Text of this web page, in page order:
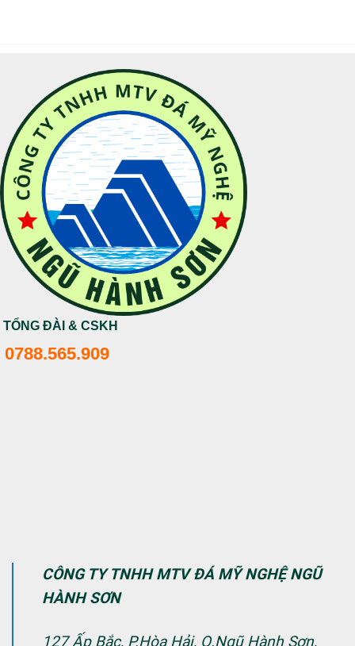
TỔNG ĐÀI & CSKH
0788.565.909
CÔNG TY TNHH MTV ĐÁ MỸ NGHỆ NGŨ
HÀNH SƠN
127 Ấp Bắc, P.Hòa Hải, Q.Ngũ Hành Sơn,